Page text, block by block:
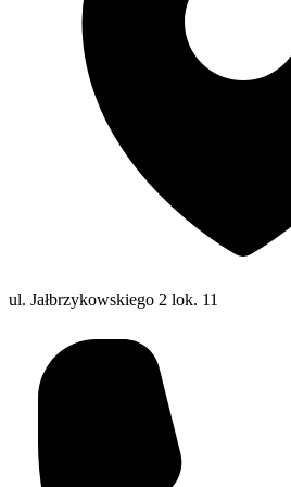
ul. Jałbrzykowskiego 2 lok. 11